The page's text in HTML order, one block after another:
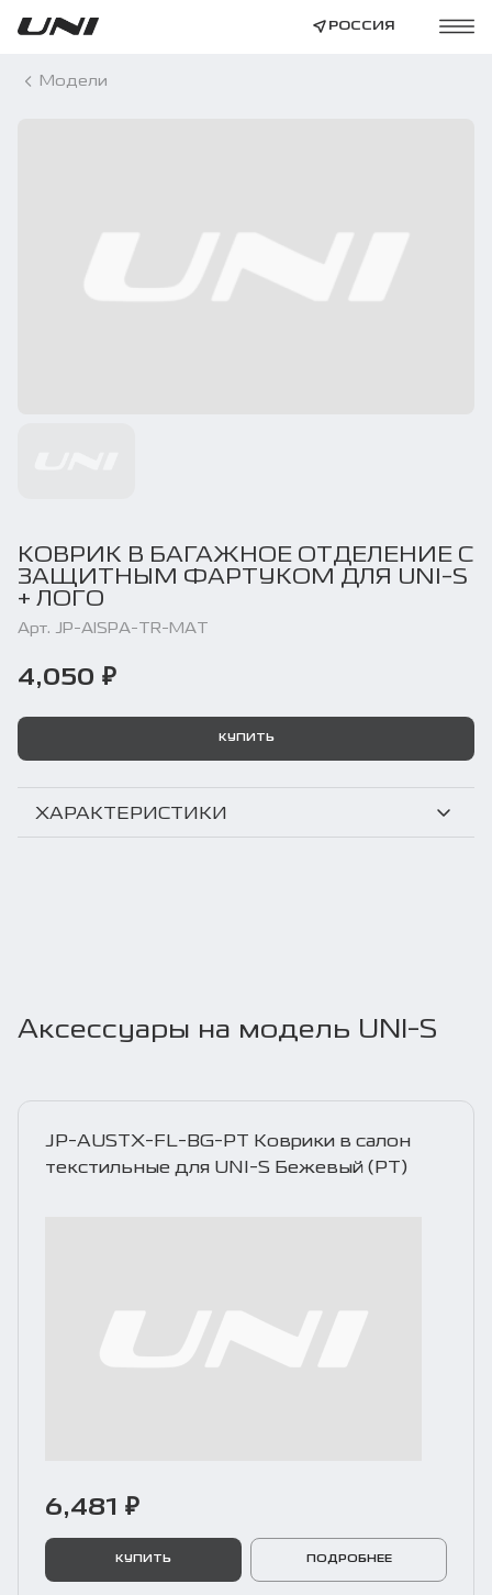
РОССИЯ
Модели
КОВРИК В БАГАЖНОЕ ОТДЕЛЕНИЕ С
ЗАЩИТНЫМ ФАРТУКОМ ДЛЯ UNI-S
+ ЛОГО
Арт. JP-AISPA-TR-MAT
4,050 ₽
КУПИТЬ
ХАРАКТЕРИСТИКИ
Аксессуары на модель UNI-S
JP-AUSTX-FL-BG-PT Коврики в салон
текстильные для UNI-S Бежевый (PT)
6,481 ₽
КУПИТЬ ПОДРОБНЕЕ